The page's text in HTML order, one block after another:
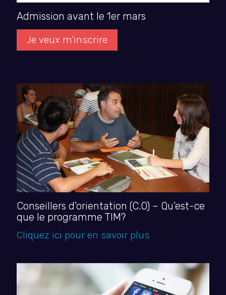
Admission avant le 1er mars
Je veux m'inscrire
Conseillers d’orientation (C.O) – Qu’est-ce
que le programme TIM?
Cliquez ici pour en savoir plus